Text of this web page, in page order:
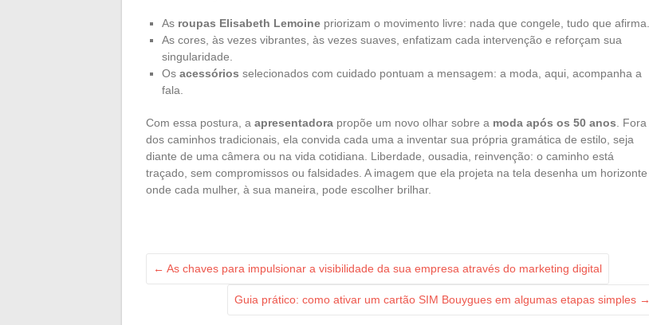
As roupas Elisabeth Lemoine priorizam o movimento livre: nada que congele, tudo que afirma.
As cores, às vezes vibrantes, às vezes suaves, enfatizam cada intervenção e reforçam sua
singularidade.
Os acessórios selecionados com cuidado pontuam a mensagem: a moda, aqui, acompanha a
fala.
Com essa postura, a apresentadora propõe um novo olhar sobre a moda após os 50 anos . Fora
dos caminhos tradicionais, ela convida cada uma a inventar sua própria gramática de estilo, seja
diante de uma câmera ou na vida cotidiana. Liberdade, ousadia, reinvenção: o caminho está
traçado, sem compromissos ou falsidades. A imagem que ela projeta na tela desenha um horizonte
onde cada mulher, à sua maneira, pode escolher brilhar.
← As chaves para impulsionar a visibilidade da sua empresa através do marketing digital
Guia prático: como ativar um cartão SIM Bouygues em algumas etapas simples →